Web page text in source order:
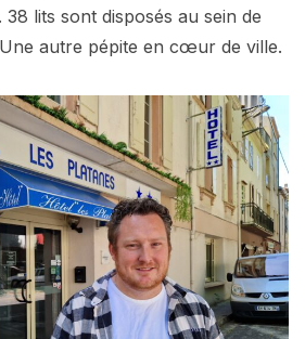
38 lits sont disposés au sein de
Une autre pépite en cœur de ville.